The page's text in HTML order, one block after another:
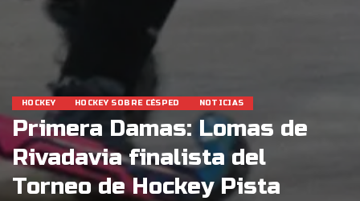
HOCKEY HOCKEY SOBRE CÉSPED NOTICIAS
Primera Damas: Lomas de
Rivadavia finalista del
Torneo de Hockey Pista